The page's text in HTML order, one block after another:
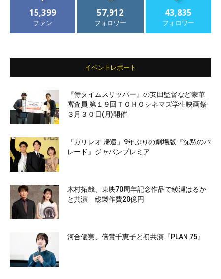
15,399
ファン
57,912
フォロワー
43,835
フォロワー
イベントレポート
『侍タイムスリッパー』の安田監督など豪華
審査員 第１９回ＴＯＨＯシネマズ学生映画祭
３月３０日(月)開催
「ガリレオ 帰還」9年ぶりの劇場版『沈黙のパ
レード』ジャパンプレミア
木村拓哉、東映70周年記念作品で綾瀬はるか
と共演 総製作費20億円
河合優実、倍賞千恵子と初共演『PLAN 75』